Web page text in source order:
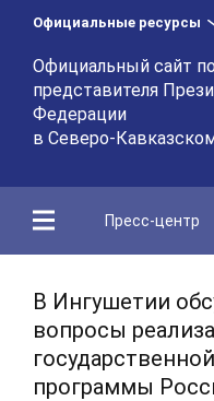
Официальные ресурсы
Официальный сайт
представителя
Федерации
в Северо-
Пресс-центр
В Ингушетии
вопросы
государственной
программы